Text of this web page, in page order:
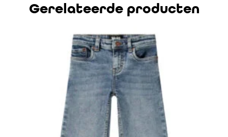
Gerelateerde producten